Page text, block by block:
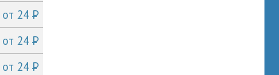
от 24P
от 24P
от 24P